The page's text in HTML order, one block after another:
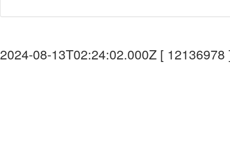
2024-08-13T02:24:02.000Z [ 12136978